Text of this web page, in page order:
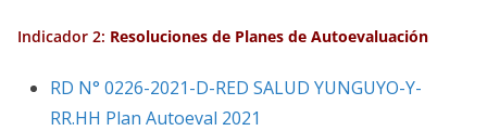
Indicador 2: Resoluciones de Planes de Autoevaluación
RD N° 0226-2021-D-RED SALUD YUNGUYO-Y-
RR.HH Plan Autoeval 2021